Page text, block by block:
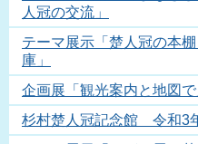
人冠の交流」
テーマ展示「楚人冠の本
庫」
企画展「観光案内と地図
杉村楚人冠記念館 令和3